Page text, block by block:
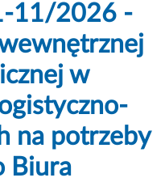
11/2026 -
w
na potrzeby
Biura